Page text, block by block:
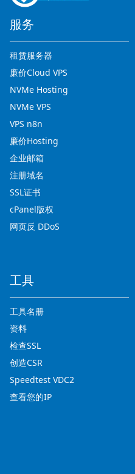
服务
租赁服务器
廉价Cloud VPS
NVMe Hosting
NVMe VPS
VPS n8n
廉价Hosting
企业邮箱
注册域名
SSL证书
cPanel版权
网页反 DDoS
工具
工具名册
资料
检查SSL
创造CSR
Speedtest VDC2
查看您的IP